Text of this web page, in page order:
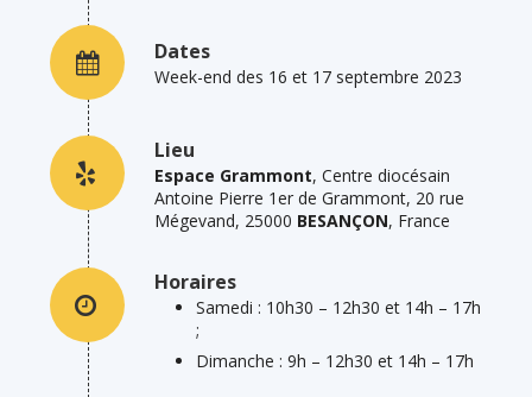
Dates
Week-end des 16 et 17 septembre 2023
Lieu
Espace Grammont, Centre diocésain
Antoine Pierre 1er de Grammont, 20 rue
Mégevand, 25000 BESANÇON, France
Horaires
Samedi : 10h30 – 12h30 et 14h – 17h
;
Dimanche : 9h – 12h30 et 14h – 17h